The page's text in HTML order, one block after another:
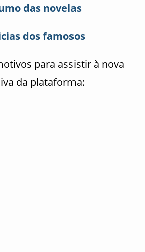
das novelas
dos famosos
para assistir à nova
da plataforma: